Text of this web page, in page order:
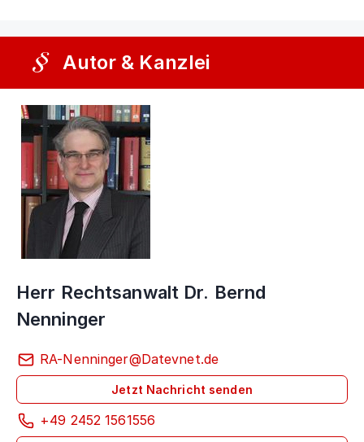
Autor & Kanzlei
Herr Rechtsanwalt Dr. Bernd
Nenninger
RA-Nenninger@Datevnet.de
Jetzt Nachricht senden
+49 2452 1561556